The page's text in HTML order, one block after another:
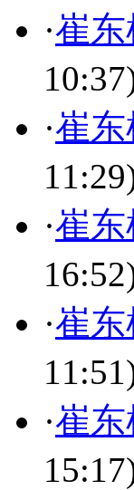
·崔东
·崔东
·崔东
·崔东
·崔东